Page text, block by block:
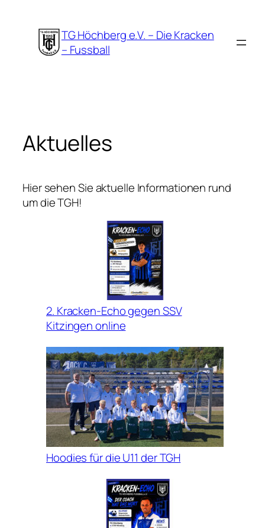
springen
TG Höchberg e.V. – Die Kracken
– Fussball
Aktuelles
Hier sehen Sie aktuelle Informationen rund
um die TGH!
2. Kracken-Echo gegen SSV
Kitzingen online
Hoodies für die U11 der TGH